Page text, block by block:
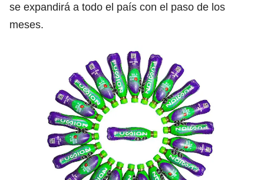
se expandirá a todo el país con el paso de los
meses.